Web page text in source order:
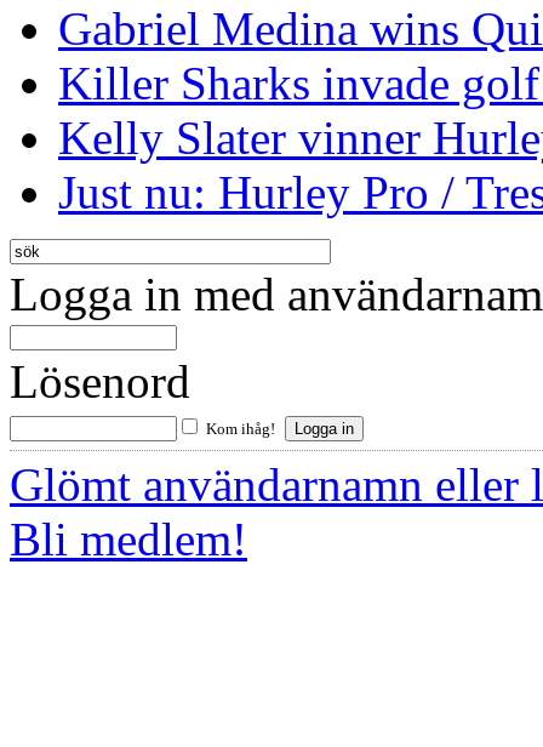
Gabriel Medina wins
Killer Sharks invade
Kelly Slater vinner
Just nu: Hurley Pro /
Logga in med
Lösenord
Kom ihåg!
Glömt användarnamn eller
Bli medlem!